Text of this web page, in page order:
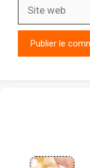
web